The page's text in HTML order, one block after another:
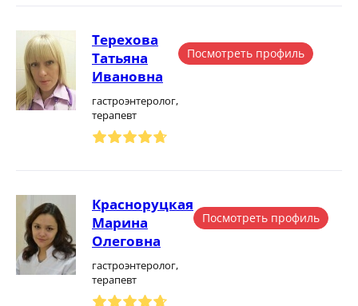
Терехова
Татьяна
Ивановна
гастроэнтеролог,
терапевт
Посмотреть профиль
Красноруцкая
Марина
Олеговна
гастроэнтеролог,
терапевт
Посмотреть профиль